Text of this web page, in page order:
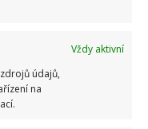
Vždy aktivní
údajů,
na